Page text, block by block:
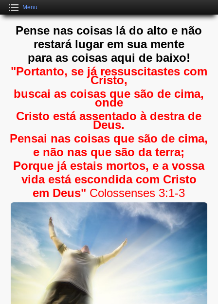
Menu
Pense nas coisas lá do alto e não
restará lugar em sua mente
para as coisas aqui de baixo!
"Portanto, se já ressuscitastes com
Cristo,
buscai as coisas que são de cima,
onde
Cristo está assentado à destra de
Deus.
Pensai nas coisas que são de cima,
e não nas que são da terra;
Porque já estais mortos, e a vossa
vida está escondida com Cristo
em Deus" Colossenses 3:1-3